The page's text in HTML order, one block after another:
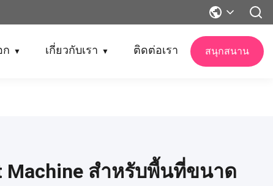
ก ▼ เกี่ยวกับเรา ▼ ติดต่อเรา สนุกสนาน
Machine สำหรับพื้นที่ขนาด